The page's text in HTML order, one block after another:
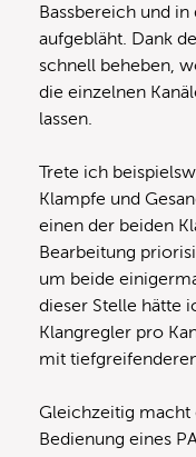
Bassbereich und
aufgebläht. Dank
schnell beheben,
die einzelnen
lassen.
Trete ich
Klampfe und
einen der beiden
Bearbeitung
um beide
dieser Stelle hätte
Klangregler pro
mit
Gleichzeitig macht
Bedienung eines